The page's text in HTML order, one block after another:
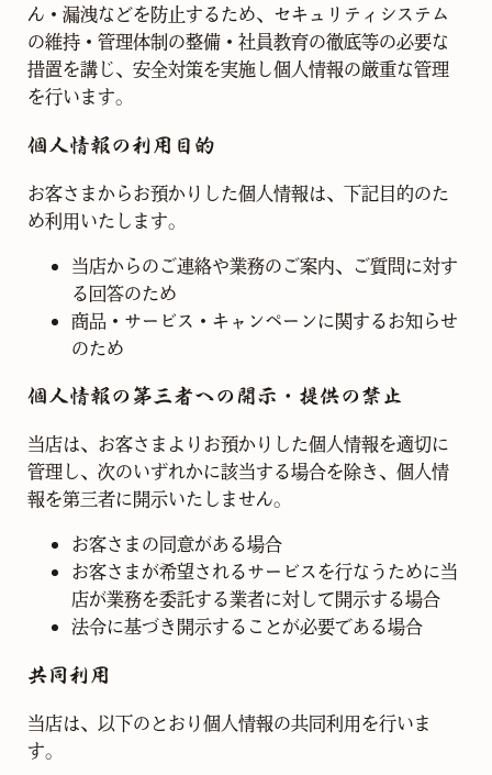
ん・漏洩などを防止するため、セキュリティシステム
の維持・管理体制の整備・社員教育の徹底等の必要な
措置を講じ、安全対策を実施し個人情報の厳重な管理
を行います。
個人情報の利用目的
お客さまからお預かりした個人情報は、下記目的のた
め利用いたします。
当店からのご連絡や業務のご案内、ご質問に対す
る回答のため
商品・サービス・キャンペーンに関するお知らせ
のため
個人情報の第三者への開示・提供の禁止
当店は、お客さまよりお預かりした個人情報を適切に
管理し、次のいずれかに該当する場合を除き、個人情
報を第三者に開示いたしません。
お客さまの同意がある場合
お客さまが希望されるサービスを行なうために当
店が業務を委託する業者に対して開示する場合
法令に基づき開示することが必要である場合
共同利用
当店は、以下のとおり個人情報の共同利用を行いま
す。